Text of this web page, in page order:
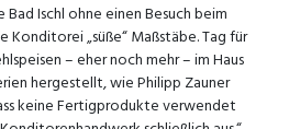
Bad Ischl ohne einen Besuch beim
Konditorei „süße“ Maßstäbe. Tag für
– eher noch mehr – im Haus
hergestellt, wie Philipp Zauner
keine Fertigprodukte verwendet